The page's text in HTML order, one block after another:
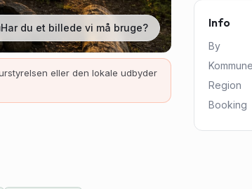
Har du et billede vi må bruge?
eller den lokale udbyder
Info
By
Kommune
Region
Booking